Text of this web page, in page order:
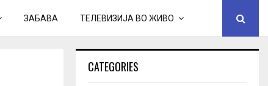
ЗАБАВА ТЕЛЕВИЗИЈА ВО ЖИВО
CATEGORIES